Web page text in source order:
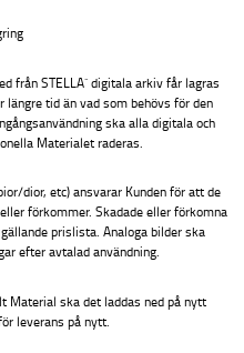
från STELLA´ digitala arkiv får lagras
tid än vad som behövs för den
ska alla digitala och
Materialet raderas.
dior, etc) ansvarar Kunden för att de
förkommer. Skadade eller förkomna
prislista. Analoga bilder ska
efter avtalad användning.
Material ska det laddas ned på nytt
leverans på nytt.